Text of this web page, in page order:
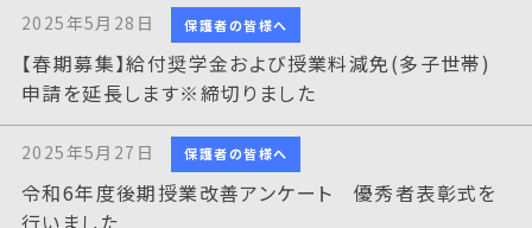
2025年5月28日 保護者の皆様へ
【春期募集】給付奨学金および授業料減免(多子世帯)
申請を延長します※締切りました
2025年5月27日 保護者の皆様へ
令和6年度後期授業改善アンケート 優秀者表彰式を
行いました